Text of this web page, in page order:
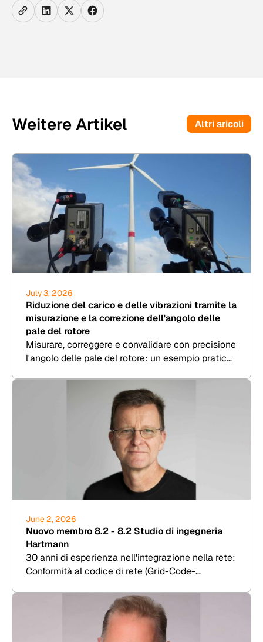
Weitere Artikel Altri aricoli
July 3, 2026
Riduzione del carico e delle vibrazioni tramite la
misurazione e la correzione dell'angolo delle
pale del rotore
Misurare, correggere e convalidare con precisione
l'angolo delle pale del rotore: un esempio pratico
June 2, 2026
Nuovo membro 8.2 - 8.2 Studio di ingegneria
Hartmann
30 anni di esperienza nell'integrazione nella rete:
Conformità al codice di rete (Grid-Code-
fotovoltaico, BESS e idrogeno.